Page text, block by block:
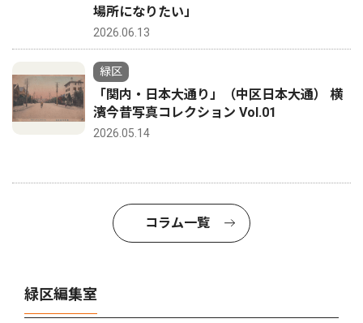
場所になりたい」
2026.06.13
緑区
「関内・日本大通り」（中区日本大通） 横
濱今昔写真コレクション Vol.01
2026.05.14
コラム一覧
緑区編集室